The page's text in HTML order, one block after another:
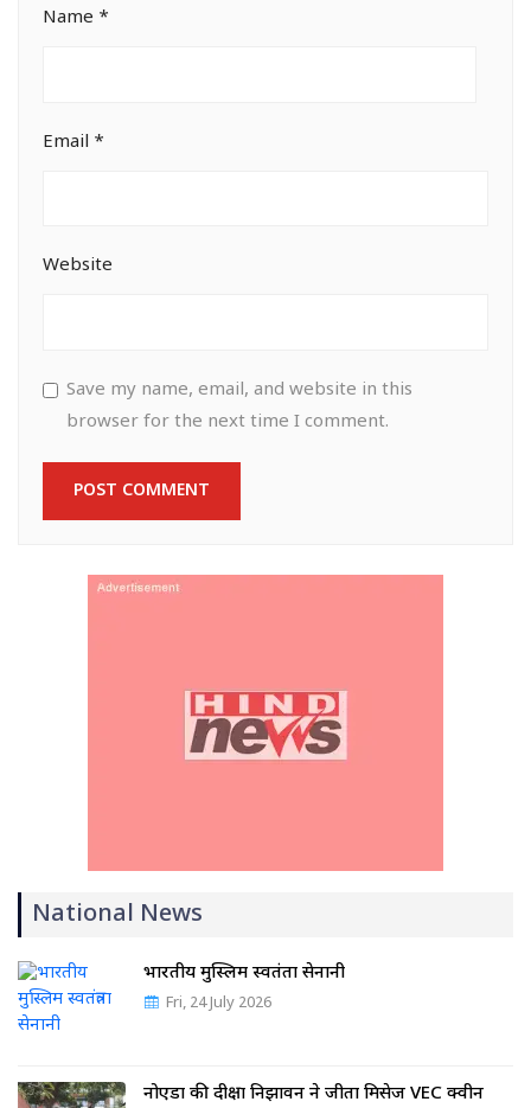
Name *
Email *
Website
Save my name, email, and website in this
browser for the next time I comment.
National News
भारतीय मुस्लिम स्वतंत्रता सेनानी
Fri, 24 July 2026
नोएडा की दीक्षा निझावन ने जीता मिसेज VEC क्वीन